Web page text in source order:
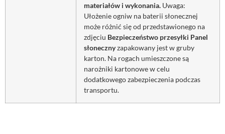
materiałów i wykonania. Uwaga:
Ułożenie ogniw na baterii słonecznej
może różnić się od przedstawionego na
zdjęciu Bezpieczeństwo przesyłki Panel
słonecznyzapakowany jest w gruby
karton. Na rogach umieszczone są
narożniki kartonowe w celu
dodatkowego zabezpieczenia podczas
transportu.